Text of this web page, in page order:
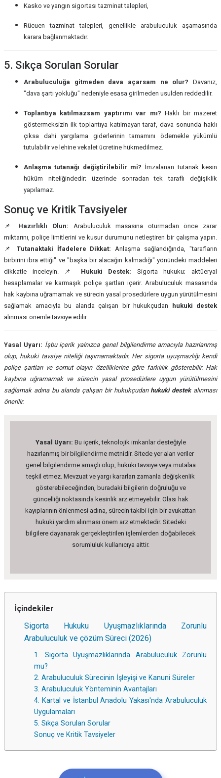
Kasko ve yangın sigortası tazminat talepleri,
Rücuen tazminat talepleri, genellikle arabuluculuk aşamasında
karara bağlanmaktadır.
5. Sıkça Sorulan Sorular
Arabuluculuğa gitmeden dava açarsam ne olur? Davanız,
"dava şartı yokluğu" nedeniyle esasa girilmeden usulden reddedilir.
Toplantıya katılmazsam yaptırımı var mı? Haklı bir mazeret
göstermeksizin ilk toplantıya katılmayan taraf, dava sonunda haklı
çıksa dahi yargılama giderlerinin tamamını ödemekle yükümlü
tutulabilir ve lehine vekalet ücretine hükmedilmez.
Anlaşma tutanağı değiştirilebilir mi? İmzalanan tutanak kesin
hüküm niteliğindedir; üzerinde sonradan tek taraflı değişiklik
yapılamaz.
Sonuç ve Kritik Tavsiyeler
📌 Hazırlıklı Olun: Arabuluculuk masasına oturmadan önce zarar
miktarını, poliçe limitlerini ve kusur durumunu netleştiren bir çalışma yapın.
📌 Tutanaktaki İfadelere Dikkat: Anlaşma sağlandığında, "tarafların
birbirini ibra ettiği" ve "başka bir alacağın kalmadığı" yönündeki maddeleri
dikkatle inceleyin. 📌 Hukuki Destek: Sigorta hukuku; aktüeryal
hesaplamalar ve karmaşık poliçe şartları içerir. Arabuluculuk masasında
hak kaybına uğramamak ve sürecin yasal prosedürlere uygun yürütülmesini
sağlamak amacıyla bu alanda çalışan bir hukukçudan
hukuki destek
alınması önemle tavsiye edilir.
Yasal Uyarı: İşbu içerik yalnızca genel bilgilendirme amacıyla hazırlanmış
olup, hukuki tavsiye niteliği taşımamaktadır. Her sigorta uyuşmazlığı kendi
poliçe şartları ve somut olayın özelliklerine göre farklılık gösterebilir. Hak
kaybına uğramamak ve sürecin yasal prosedürlere uygun yürütülmesini
sağlamak adına bu alanda çalışan bir hukukçudanhukuki destekalınması
önerilir.
Yasal Uyarı: Bu içerik, teknolojik imkanlar desteğiyle
hazırlanmış bir bilgilendirme metnidir. Sitede yer alan veriler
genel bilgilendirme amaçlı olup, hukuki tavsiye veya mütalaa
teşkil etmez. Mevzuat ve yargı kararları zamanla değişkenlik
gösterebileceğinden, buradaki bilgilerin doğruluğu ve
güncelliği noktasında kesinlik arz etmeyebilir. Olası hak
kayıplarının önlenmesi adına, sürecin takibi için bir avukattan
hukuki yardım alınması önem arz etmektedir. Sitedeki
bilgilere dayanarak gerçekleştirilen işlemlerden doğabilecek
sorumluluk kullanıcıya aittir.
İçindekiler
Sigorta Hukuku Uyuşmazlıklarında Zorunlu
Arabuluculuk ve çözüm Süreci (2026)
1. Sigorta Uyuşmazlıklarında Arabuluculuk Zorunlu
mu?
2. Arabuluculuk Sürecinin İşleyişi ve Kanuni Süreler
3. Arabuluculuk Yönteminin Avantajları
4. Kartal ve İstanbul Anadolu Yakası'nda Arabuluculuk
Uygulamaları
5. Sıkça Sorulan Sorular
Sonuç ve Kritik Tavsiyeler